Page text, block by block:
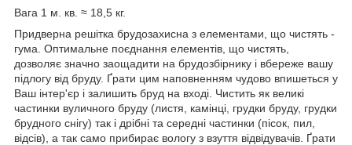
Вага 1 м. кв. ≈ 18,5 кг.
Придверна решітка брудозахисна з елементами, що чистять -
гума. Оптимальне поєднання елементів, що чистять,
дозволяє значно заощадити на брудозбірнику і вбереже вашу
підлогу від бруду. Ґрати цим наповненням чудово впишеться у
Ваш інтер'єр і залишить бруд на вході. Чистить як великі
частинки вуличного бруду (листя, камінці, грудки бруду, грудки
брудного снігу) так і дрібні та середні частинки (пісок, пил,
відсів), а так само прибирає вологу з взуття відвідувачів. Ґрати